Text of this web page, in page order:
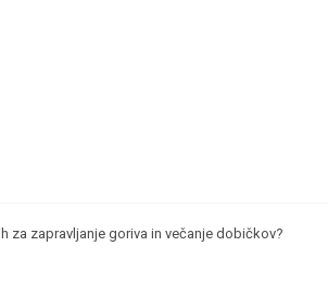
za zapravljanje goriva in večanje dobičkov?